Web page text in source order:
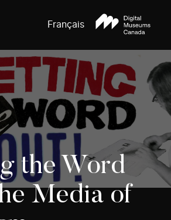
Français
the Word
Media of